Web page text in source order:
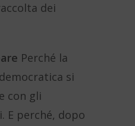
dei
Perché la
si
con gli
E perché, dopo